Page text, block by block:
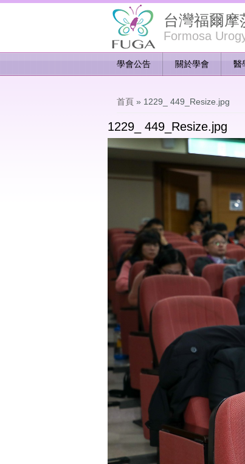
台灣福爾摩
Formosa
學會公告 關於學會 醫
首頁 » 1229_ 449_Resize.jpg
1229_ 449_Resize.jpg